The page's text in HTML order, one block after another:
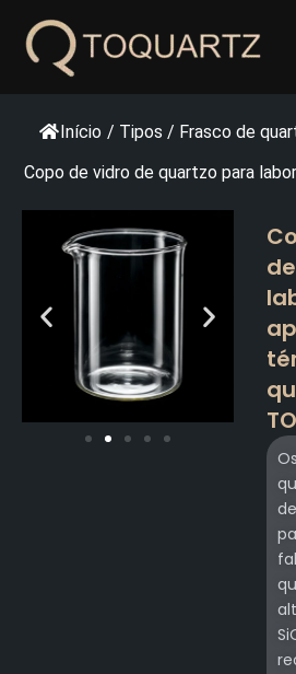
para
Início / Tipos / Frasco de
Copo de vidro de quartzo para